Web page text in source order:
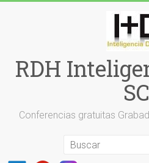
RDH
SC
Conferencias gratuitas